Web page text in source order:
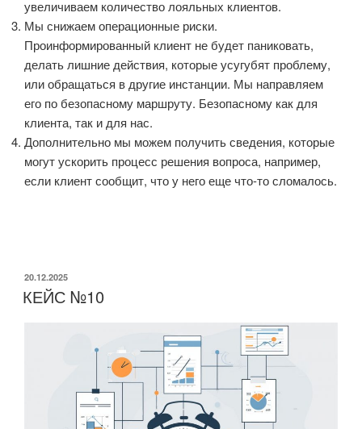
увеличиваем количество лояльных клиентов.
Мы снижаем операционные риски.
Проинформированный клиент не будет паниковать,
делать лишние действия, которые усугубят проблему,
или обращаться в другие инстанции. Мы направляем
его по безопасному маршруту. Безопасному как для
клиента, так и для нас.
Дополнительно мы можем получить сведения, которые
могут ускорить процесс решения вопроса, например,
если клиент сообщит, что у него еще что-то сломалось.
ОПУБЛИКОВАНО
20.12.2025
КЕЙС №10